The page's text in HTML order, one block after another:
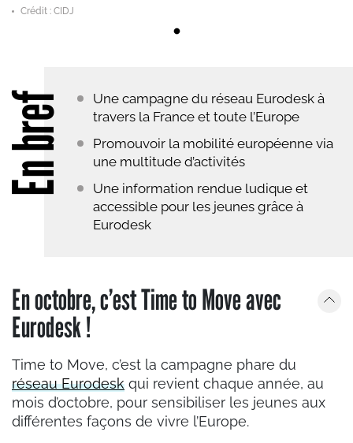
bref
Une campagne du réseau Eurodesk à
travers la France et toute l’Europe
Promouvoir la mobilité européenne via
une multitude d’activités
Une information rendue ludique et
accessible pour les jeunes grâce à
Eurodesk
Crédit : CIDJ
En octobre, c’est Time to Move avec
Eurodesk !
Time to Move, c’est la campagne phare du
réseau Eurodesk qui revient chaque année, au
mois d’octobre, pour sensibiliser les jeunes aux
différentes façons de vivre l’Europe.